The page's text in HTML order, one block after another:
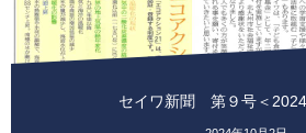
セイワ新聞 第９号＜2024